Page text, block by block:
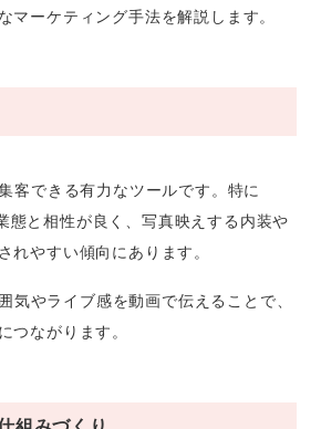
マーケティング手法を解説します。
客できる有力なツールです。特に
態と相性が良く、写真映えする内装や
れやすい傾向にあります。
気やライブ感を動画で伝えることで、
つながります。